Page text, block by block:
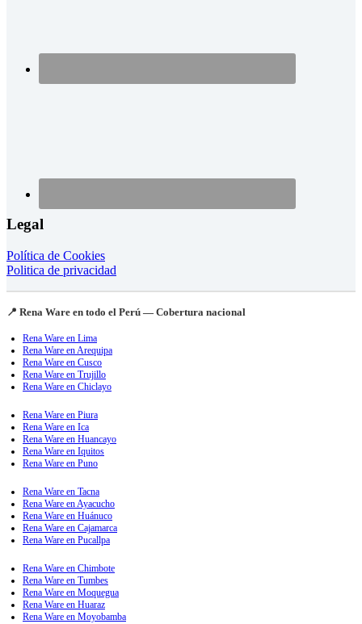
Legal
Política de Cookies
Politica de privacidad
📍 Rena Ware en todo el Perú — Cobertura nacional
Rena Ware en Lima
Rena Ware en Arequipa
Rena Ware en Cusco
Rena Ware en Trujillo
Rena Ware en Chiclayo
Rena Ware en Piura
Rena Ware en Ica
Rena Ware en Huancayo
Rena Ware en Iquitos
Rena Ware en Puno
Rena Ware en Tacna
Rena Ware en Ayacucho
Rena Ware en Huánuco
Rena Ware en Cajamarca
Rena Ware en Pucallpa
Rena Ware en Chimbote
Rena Ware en Tumbes
Rena Ware en Moquegua
Rena Ware en Huaraz
Rena Ware en Moyobamba